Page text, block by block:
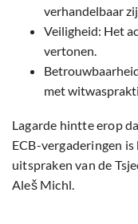
verhandelbaar
Veiligheid: Het
vertonen.
met
Lagarde hintte erop
ECB-vergaderingen
uitspraken van de
Aleš Michl.